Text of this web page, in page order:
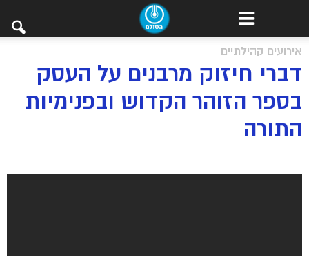
אירועים קהילתיים
דברי חיזוק מרבנים על העסק
בספר הזוהר הקדוש ובפנימיות
התורה